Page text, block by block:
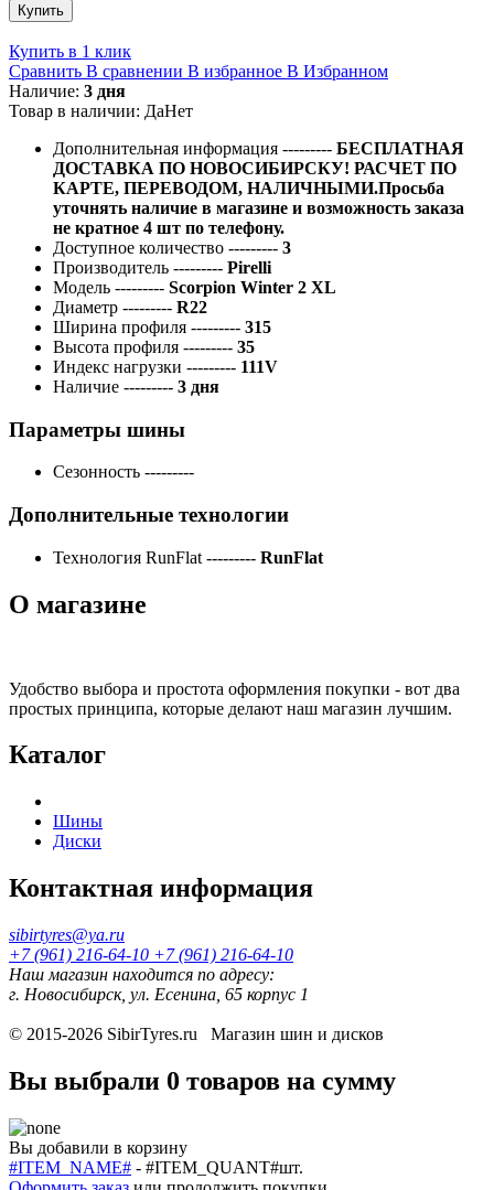
Купить
Купить в 1 клик
Сравнить В сравнении В избранное В Избранном
Наличие: 3 дня
Товар в наличии: ДаНет
Дополнительная информация --------- БЕСПЛАТНАЯ
ДОСТАВКА ПО НОВОСИБИРСКУ! РАСЧЕТ ПО
КАРТЕ, ПЕРЕВОДОМ, НАЛИЧНЫМИ.Просьба
уточнять наличие в магазине и возможность заказа
не кратное 4 шт по телефону.
Доступное количество --------- 3
Производитель --------- Pirelli
Модель --------- Scorpion Winter 2 XL
Диаметр --------- R22
Ширина профиля --------- 315
Высота профиля --------- 35
Индекс нагрузки --------- 111V
Наличие --------- 3 дня
Параметры шины
Сезонность ---------
Дополнительные технологии
Технология RunFlat --------- RunFlat
О магазине
Удобство выбора и простота оформления покупки - вот два
простых принципа, которые делают наш магазин лучшим.
Каталог
Шины
Диски
Контактная информация
sibirtyres@ya.ru
+7 (961) 216-64-10 +7 (961) 216-64-10
Наш магазин находится по адресу:
г. Новосибирск, ул. Есенина, 65 корпус 1
© 2015-2026 SibirTyres.ru Магазин шин и дисков
Вы выбрали 0 товаров на сумму
Вы добавили в корзину
#ITEM_NAME# - #ITEM_QUANT#шт.